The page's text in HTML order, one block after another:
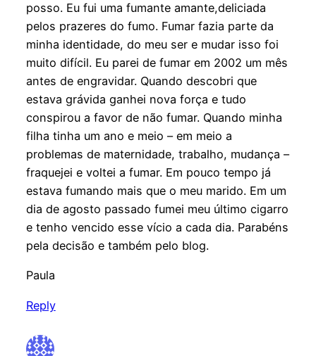
posso. Eu fui uma fumante amante,deliciada
pelos prazeres do fumo. Fumar fazia parte da
minha identidade, do meu ser e mudar isso foi
muito difícil. Eu parei de fumar em 2002 um mês
antes de engravidar. Quando descobri que
estava grávida ganhei nova força e tudo
conspirou a favor de não fumar. Quando minha
filha tinha um ano e meio – em meio a
problemas de maternidade, trabalho, mudança –
fraquejei e voltei a fumar. Em pouco tempo já
estava fumando mais que o meu marido. Em um
dia de agosto passado fumei meu último cigarro
e tenho vencido esse vício a cada dia. Parabéns
pela decisão e também pelo blog.
Paula
Reply